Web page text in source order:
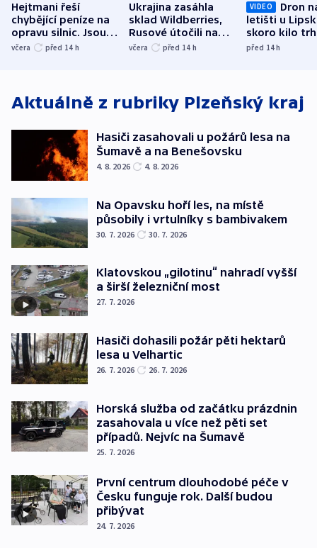
Hejtmani řeší
chybějící peníze na
opravu silnic. Jsou
nenárokové, namítá
včera před 14 h
Ukrajina zasáhla
sklad Wildberries,
Rusové útočili na
trh, hasiče či
včera před 14 h
VIDEO
Dron
letišti u
skoro kilo
indicie
před 14h
Aktuálně z rubriky Plzeňský kraj
Hasiči zasahovali u požárů lesa na
Šumavě a na Benešovsku
4. 8. 2026 4. 8. 2026
Na Opavsku hoří les, na místě
působily i vrtulníky s bambivakem
30. 7. 2026 30. 7. 2026
Klatovskou „gilotinu“ nahradí vyšší
a širší železniční most
27. 7. 2026
Hasiči dohasili požár pěti hektarů
lesa u Velhartic
26. 7. 2026 26. 7. 2026
Horská služba od začátku prázdnin
zasahovala u více než pěti set
případů. Nejvíc na Šumavě
25. 7. 2026
První centrum dlouhodobé péče v
Česku funguje rok. Další budou
přibývat
24. 7. 2026